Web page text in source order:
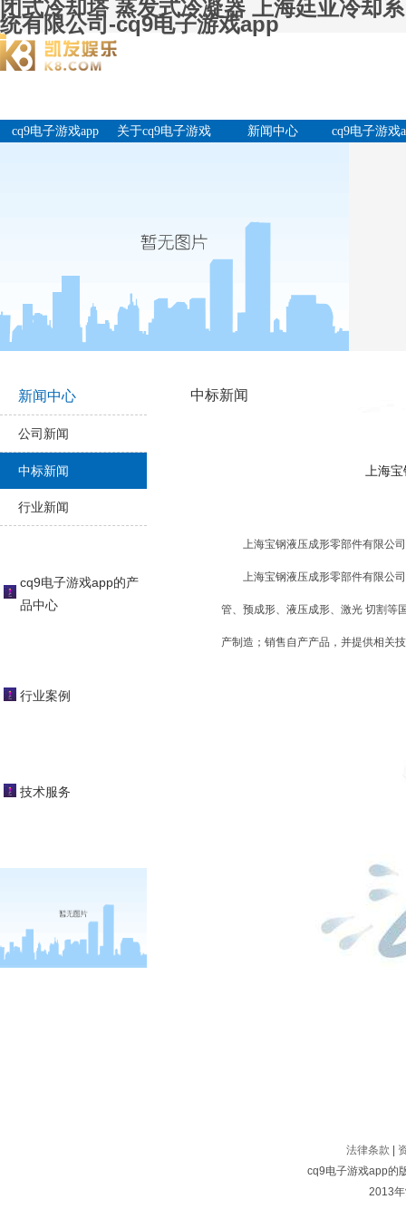
闭式冷却塔 蒸发式冷凝器 上海廷亚冷却系
统有限公司-cq9电子游戏app
cq9电子游戏app
关于cq9电子游戏
新闻中心
cq9电子游戏
新闻中心
公司新闻
中标新闻
行业新闻
cq9电子游戏app的产
品中心
行业案例
技术服务
中标新闻
上海
上海宝钢液压成形零部件有限公司
上海宝钢液压成形零部件有限公司
管、预成形、液压成形、激光 切割等
产制造；销售自产产品，并提供相关
法律条款
cq9电子游戏app的
2013